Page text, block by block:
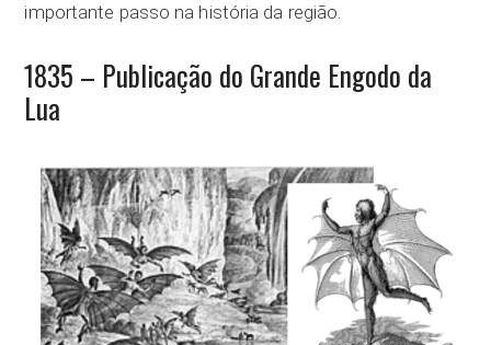
importante passo na história da região.
1835 – Publicação do Grande Engodo da
Lua